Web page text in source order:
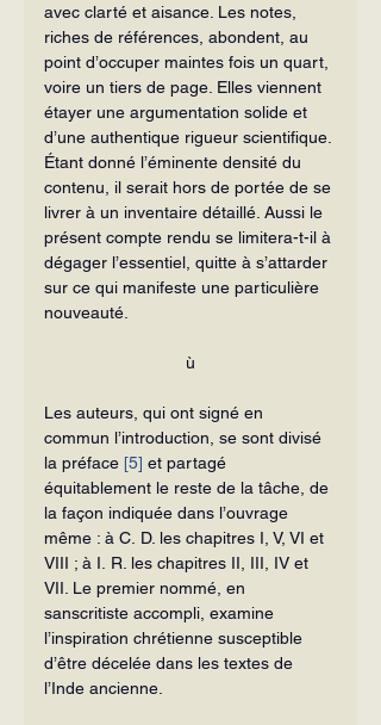
avec clarté et aisance. Les notes,
riches de références, abondent, au
point d’occuper maintes fois un quart,
voire un tiers de page. Elles viennent
étayer une argumentation solide et
d’une authentique rigueur scientifique.
Étant donné l’éminente densité du
contenu, il serait hors de portée de se
livrer à un inventaire détaillé. Aussi le
présent compte rendu se limitera-t-il à
dégager l’essentiel, quitte à s’attarder
sur ce qui manifeste une particulière
nouveauté.
ù
Les auteurs, qui ont signé en
commun l’introduction, se sont divisé
la préface [5] et partagé
équitablement le reste de la tâche, de
la façon indiquée dans l’ouvrage
même : à C. D. les chapitres I, V, VI et
VIII ; à I. R. les chapitres II, III, IV et
VII. Le premier nommé, en
sanscritiste accompli, examine
l’inspiration chrétienne susceptible
d’être décelée dans les textes de
l’Inde ancienne.